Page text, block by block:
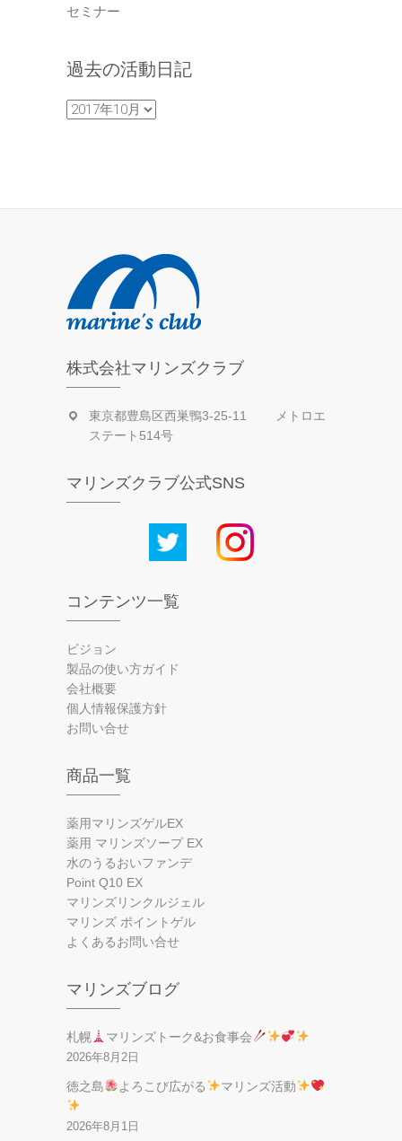
セミナー
過去の活動日記
過
日
株式会社マリンズクラブ
東京都豊島区西巣鴨3-25-11 メトロエ
ステート514号
マリンズクラブ公式SNS
コンテンツ一覧
ビジョン
製品の使い方ガイド
会社概要
個人情報保護方針
お問い合せ
商品一覧
薬用マリンズゲルEX
薬用 マリンズソープ EX
水のうるおいファンデ
Point Q10 EX
マリンズリンクルジェル
マリンズ ポイントゲル
よくあるお問い合せ
マリンズブログ
札幌 マリンズトーク&お食事会
2026年8月2日
徳之島 よろこび広がる マリンズ活動
2026年8月1日